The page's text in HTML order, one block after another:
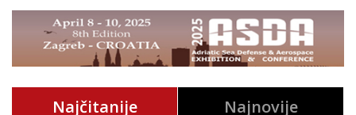
Najčitanije Najnovije